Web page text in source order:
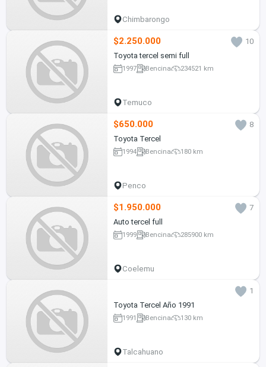
Chimbarongo
$2.250.000
10
Toyota tercel semi full
1997 Bencina 234521 km
Temuco
$650.000
8
Toyota Tercel
1994 Bencina 180 km
Penco
$1.950.000
7
Auto tercel full
1999 Bencina 285900 km
Coelemu
1
Toyota Tercel Año 1991
1991 Bencina 130 km
Talcahuano